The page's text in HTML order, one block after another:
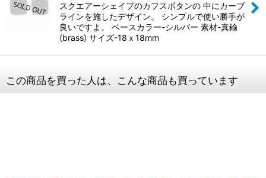
スクエアーシェイプのカフスボタンの 中にカーブ
ラインを施したデザイン。 シンプルで使い勝手が
良いですよ。 ベースカラー-シルバー 素材-真鍮
(brass) サイズ-18ｘ18mm
この商品を買った人は、こんな商品も買っています